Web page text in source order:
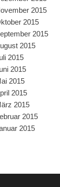
2015
2015
2015
2015
2015
2015
2015
2015
2015
2015
2015